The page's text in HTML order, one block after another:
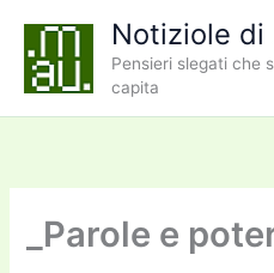
contenuto
Notiziole di
Pensieri slegati che
capita
_Parole e